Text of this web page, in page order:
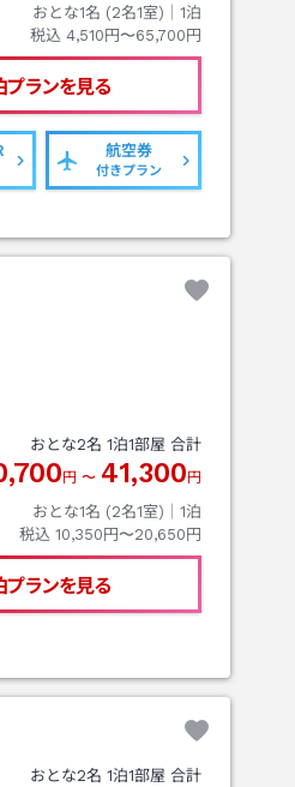
おとな1名 (2名1室)｜ 1泊
税込 4,510円〜65,700円
プランを見る
航空券
付きプラン
おとな2名 1泊1部屋 合計
円 〜 41,300 円
おとな1名 (2名1室)｜ 1泊
税込 10,350円〜20,650円
プランを見る
おとな2名 1泊1部屋 合計